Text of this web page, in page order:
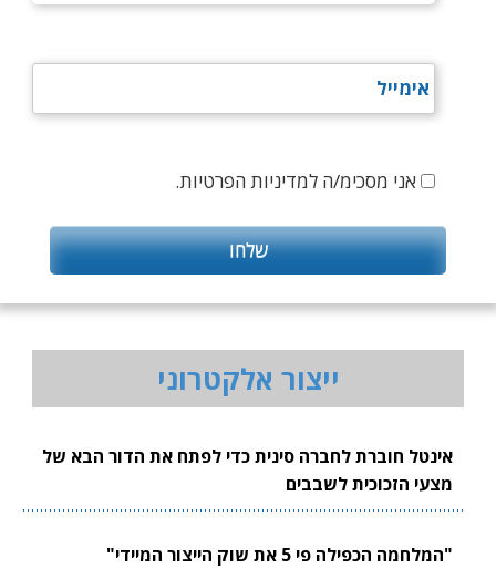
אני מסכימ/ה למדיניות הפרטיות.
ייצור אלקטרוני
אינטל חוברת לחברה סינית כדי לפתח את הדור הבא של
מצעי הזכוכית לשבבים
"המלחמה הכפילה פי 5 את שוק הייצור המיידי"